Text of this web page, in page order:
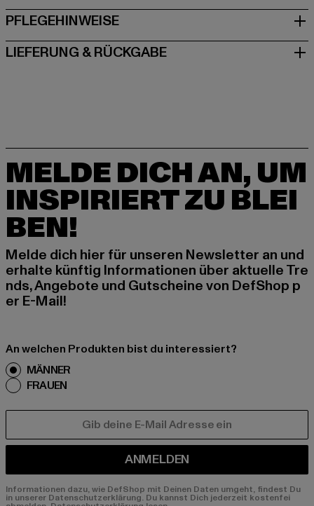
PFLEGEHINWEISE
LIEFERUNG & RÜCKGABE
MELDE DICH AN, UM
INSPIRIERT ZU BLEI
BEN!
Melde dich hier für unseren Newsletter an und
erhalte künftig Informationen über aktuelle Tre
nds, Angebote und Gutscheine von DefShop p
er E-Mail!
An welchen Produkten bist du interessiert?
MÄNNER
FRAUEN
ANMELDEN
Informationen dazu, wie DefShop mit Deinen Daten umgeht, findest Du
in unserer Datenschutzerklärung. Du kannst Dich jederzeit kostenfei